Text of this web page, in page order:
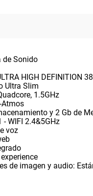
de Sonido
HIGH DEFINITION
Ultra Slim
1.5GHz
y 2 Gb de
WIFI 2.4&5GHz
voz
de imagen y audio: